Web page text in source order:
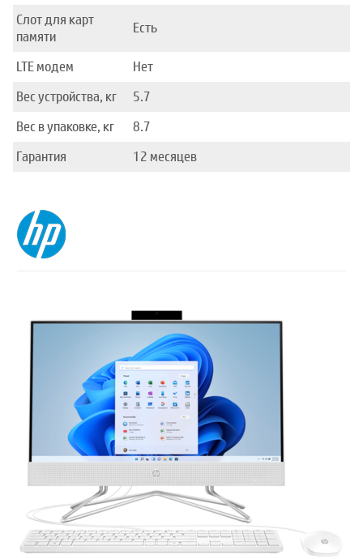
Слот для карт
памяти
Есть
LTE модем
Нет
Вес устройства, кг
5.7
Вес в упаковке, кг
8.7
Гарантия
12 месяцев